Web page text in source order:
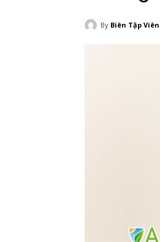
By Biên Tập Viên